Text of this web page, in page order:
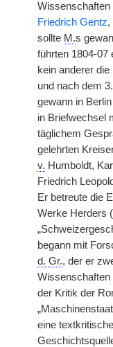
Wissenschaften
Friedrich Gentz,
sollte M.s
führten 1804-07
kein anderer
und nach dem
gewann in
in Briefwechsel
täglichem
gelehrten
v. Humboldt,
Friedrich Leopold
Er betreute die
Werke Herders
begann mit
d. Gr., der er
der Kritik der
eine